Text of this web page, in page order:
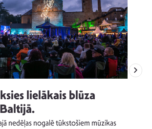
lielākais blūza
nedēļas nogalē tūkstošiem mūzikas